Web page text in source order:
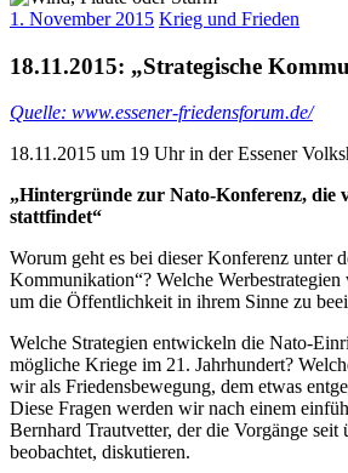
1. November 2015 Krieg und Frieden
18.11.2015: „Strategische
Quelle: www.essener-friedensforum.de/
18.11.2015 um 19 Uhr in der Essener
„Hintergründe zur Nato-Konferenz, die
stattfindet“
Worum geht es bei dieser Konferenz unter
Kommunikation“? Welche
um die Öffentlichkeit in ihrem Sinne zu
Welche Strategien entwickeln die Nato-
mögliche Kriege im 21. Jahrhundert?
wir als Friedensbewegung, dem etwas
Diese Fragen werden wir nach einem
Bernhard Trautvetter, der die Vorgänge seit
beobachtet, diskutieren.